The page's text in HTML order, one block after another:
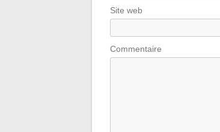
Site web
Commentaire